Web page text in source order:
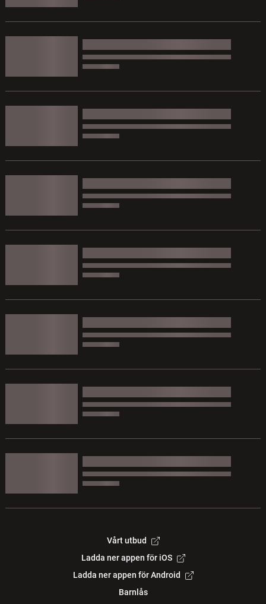
Vårt utbud
Ladda ner appen för iOS
Ladda ner appen för Android
Barnlås